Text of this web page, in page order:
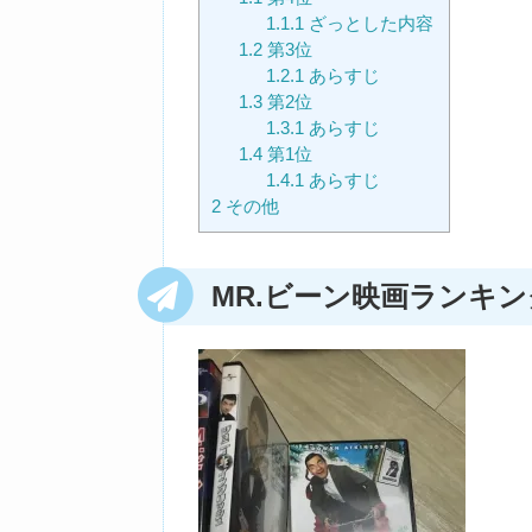
1.1.1 ざっとした内容
1.2第3位
1.2.1 あらすじ
1.3第2位
1.3.1 あらすじ
1.4第1位
1.4.1 あらすじ
2 その他
MR.ビーン映画ランキ